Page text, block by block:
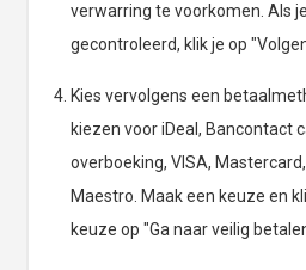
verwarring te voorkomen. Als
gecontroleerd, klik je op
Kies vervolgens een
kiezen voor iDeal, Bancontact
overboeking, VISA,
Maestro. Maak een keuze en
keuze op "Ga naar veilig